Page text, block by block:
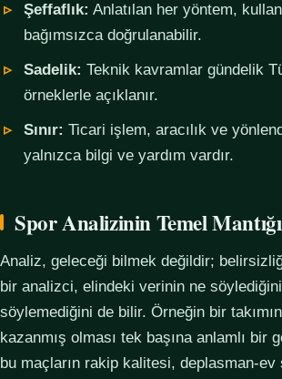
Şeffaflık: Anlatılan her yöntem,
bağımsızca doğrulanabilir.
Sadelik: Teknik kavramlar gündelik
örneklerle açıklanır.
Sınır: Ticari işlem, aracılık ve
yalnızca bilgi ve yardım vardır.
Spor Analizinin Temel Mantığı
Analiz, geleceği bilmek değildir;
bir analizci, elindeki verinin ne
söylemediğini de bilir. Örneğin bir
kazanmış olması tek başına anlamlı bir
bu maçların rakip kalitesi, deplasman-ev